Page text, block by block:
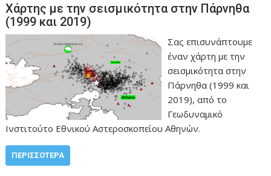
Χάρτης με την σεισμικότητα στην Πάρνηθα
(1999 και 2019)
Σας επισυνάπτουμε
έναν χάρτη με την
σεισμικότητα στην
Πάρνηθα (1999 και
2019), από το
Γεωδυναμικό
Ινστιτούτο Εθνικού Αστεροσκοπείου Αθηνών.
ΠΕΡΙΣΣΌΤΕΡΑ